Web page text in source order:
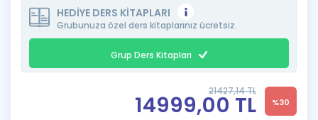
HEDİYE DERS KİTAPLARI
Grubunuza özel ders kitaplarınız ücretsiz.
Grup Ders Kitapları
21427,14 TL
14999,00 TL %30